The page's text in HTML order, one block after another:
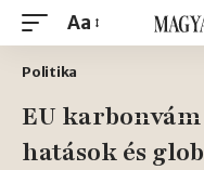
Aa
Politika
EU
hatások és